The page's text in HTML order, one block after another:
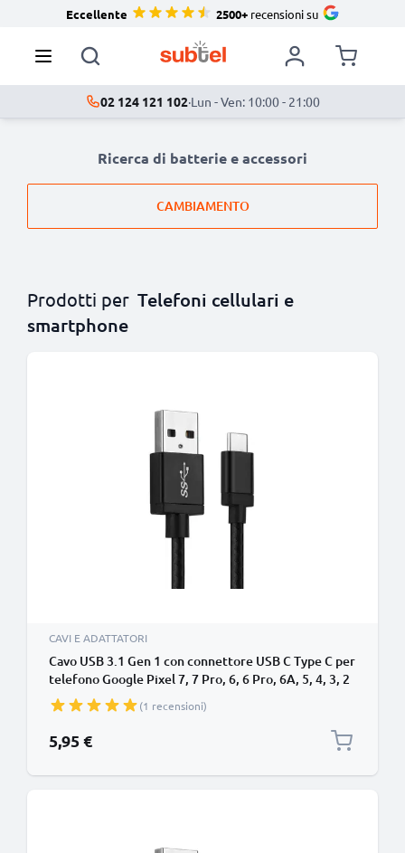
Eccellente 2500+recensioni su
02 124 121 102·Lun - Ven: 10:00 - 21:00
Ricerca di batterie e accessori
CAMBIAMENTO
Prodotti per Telefoni cellulari e
smartphone
CAVI E ADATTATORI
Cavo USB 3.1 Gen 1 con connettore USB C Type C per
telefono Google Pixel 7, 7 Pro, 6, 6 Pro, 6A, 5, 4, 3, 2
filo di 1m cavetto dati & ricarica 3A in Nylon nero per
cellulare
(1 recensioni)
5,95 €